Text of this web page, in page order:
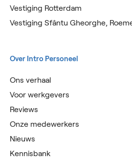
Vestiging Rotterdam
Vestiging Sfântu Gheorghe,
Over Intro Personeel
Ons verhaal
Voor werkgevers
Reviews
Onze medewerkers
Nieuws
Kennisbank